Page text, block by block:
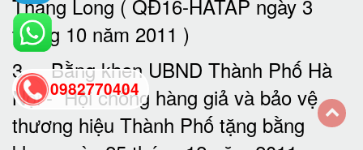
Thăng Long ( QĐ16-HATAP ngày 3
tháng 10 năm 2011 )
3. Bằng khen UBND Thành Phố Hà
Nội - Hội chống hàng giả và bảo vệ
thương hiệu Thành Phố tặng bằng
0982770404